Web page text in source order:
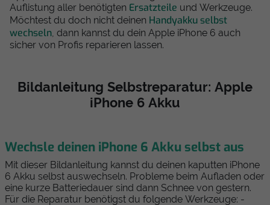
Auflistung aller benötigten Ersatzteile und Werkzeuge.
Möchtest du doch nicht deinen Handyakku selbst
wechseln , dann kannst du dein Apple iPhone 6 auch
sicher von Profis reparieren lassen.
Bildanleitung Selbstreparatur: Apple
iPhone 6 Akku
Wechsle deinen iPhone 6 Akku selbst aus
Mit dieser Bildanleitung kannst du deinen kaputten iPhone
6 Akku selbst auswechseln. Probleme beim Aufladen oder
eine kurze Batteriedauer sind dann Schnee von gestern.
Für die Reparatur benötigst du folgende Werkzeuge: -